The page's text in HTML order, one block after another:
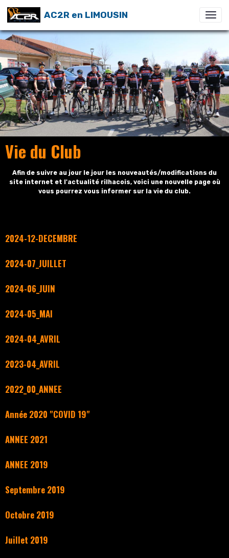
AC2R en LIMOUSIN
Vie du Club
Afin de suivre au jour le jour les nouveautés/modifications du
site internet et l'actualité rilhacois, voici une nouvelle page où
vous pourrez vous informer sur la vie du club.
2024-12-DECEMBRE
2024-07_JUILLET
2024-06_JUIN
2024-05_MAI
2024-04_AVRIL
2023-04_AVRIL
2022_00_ANNEE
Année 2020 "COVID 19"
ANNEE 2021
ANNEE 2019
Septembre 2019
Octobre 2019
Juillet 2019